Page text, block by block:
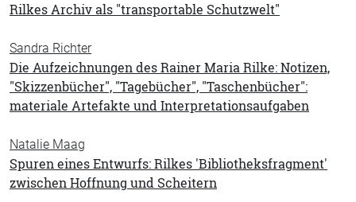
Rilkes Archiv als "transportable Schutzwelt"
Sandra Richter
Die Aufzeichnungen des Rainer Maria Rilke: Notizen,
"Skizzenbücher", "Tagebücher", "Taschenbücher":
materiale Artefakte und Interpretationsaufgaben
Natalie Maag
Spuren eines Entwurfs: Rilkes 'Bibliotheksfragment'
zwischen Hoffnung und Scheitern